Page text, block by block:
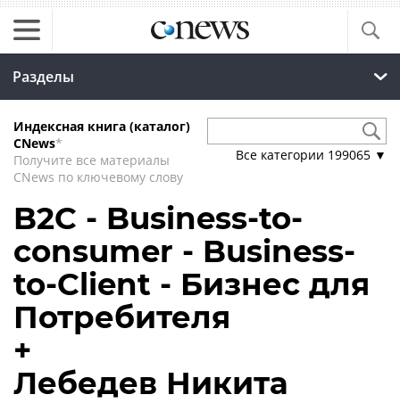
Разделы
Индексная книга (каталог)
CNews*
Получите все материалы
CNews по ключевому слову
Все категории 199065 ▼
B2C - Business-to-
consumer - Business-
to-Client - Бизнес для
Потребителя
+
Лебедев Никита